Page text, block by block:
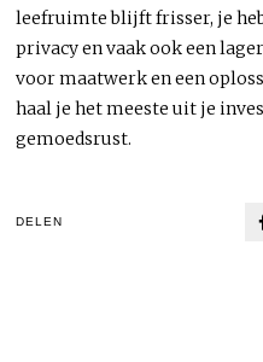
leefruimte blijft frisser, je
privacy en vaak ook een
voor maatwerk en een
haal je het meeste uit je
gemoedsrust.
DELEN